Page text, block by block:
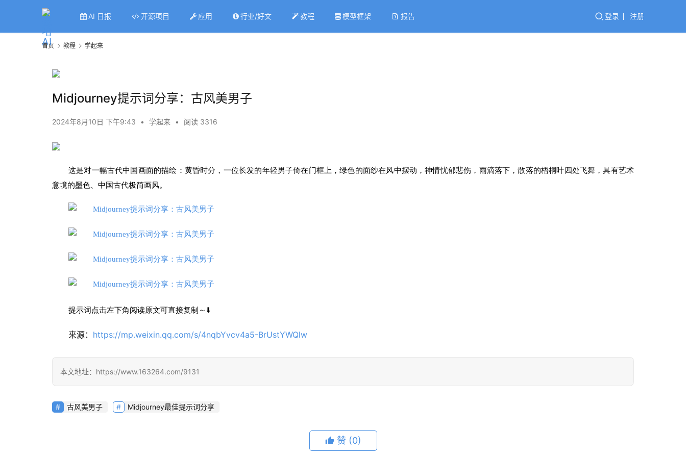
AI 日报 开源项目 应用 行业/好文 教程 模型框架 报告 登录 注册
首页 教程 学起来
Midjourney提示词分享：古风美男子
2024年8月10日 下午9:43 • 学起来 • 阅读 3316
这是对一幅古代中国画面的描绘：黄昏时分，一位长发的年轻男子倚在门框上，绿色的面纱在风中摆动，神情忧郁悲伤，雨滴落下，散落的梧桐叶四处飞舞，具有艺术
意境的墨色、中国古代极简画风。
提示词点击左下角阅读原文可直接复制～⬇️
来源： https://mp.weixin.qq.com/s/4nqbYvcv4a5-BrUstYWQlw
本文地址：https://www.163264.com/9131
古风美男子 Midjourney最佳提示词分享
赞 (0)